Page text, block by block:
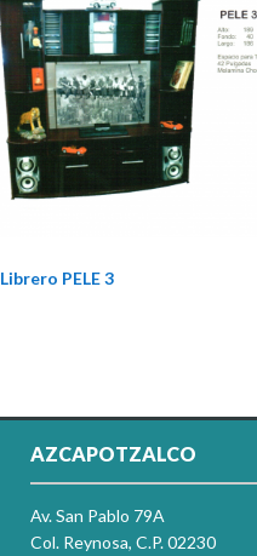
Librero PELE 3
AZCAPOTZALCO
Av. San Pablo 79A
Col. Reynosa, C.P. 02230